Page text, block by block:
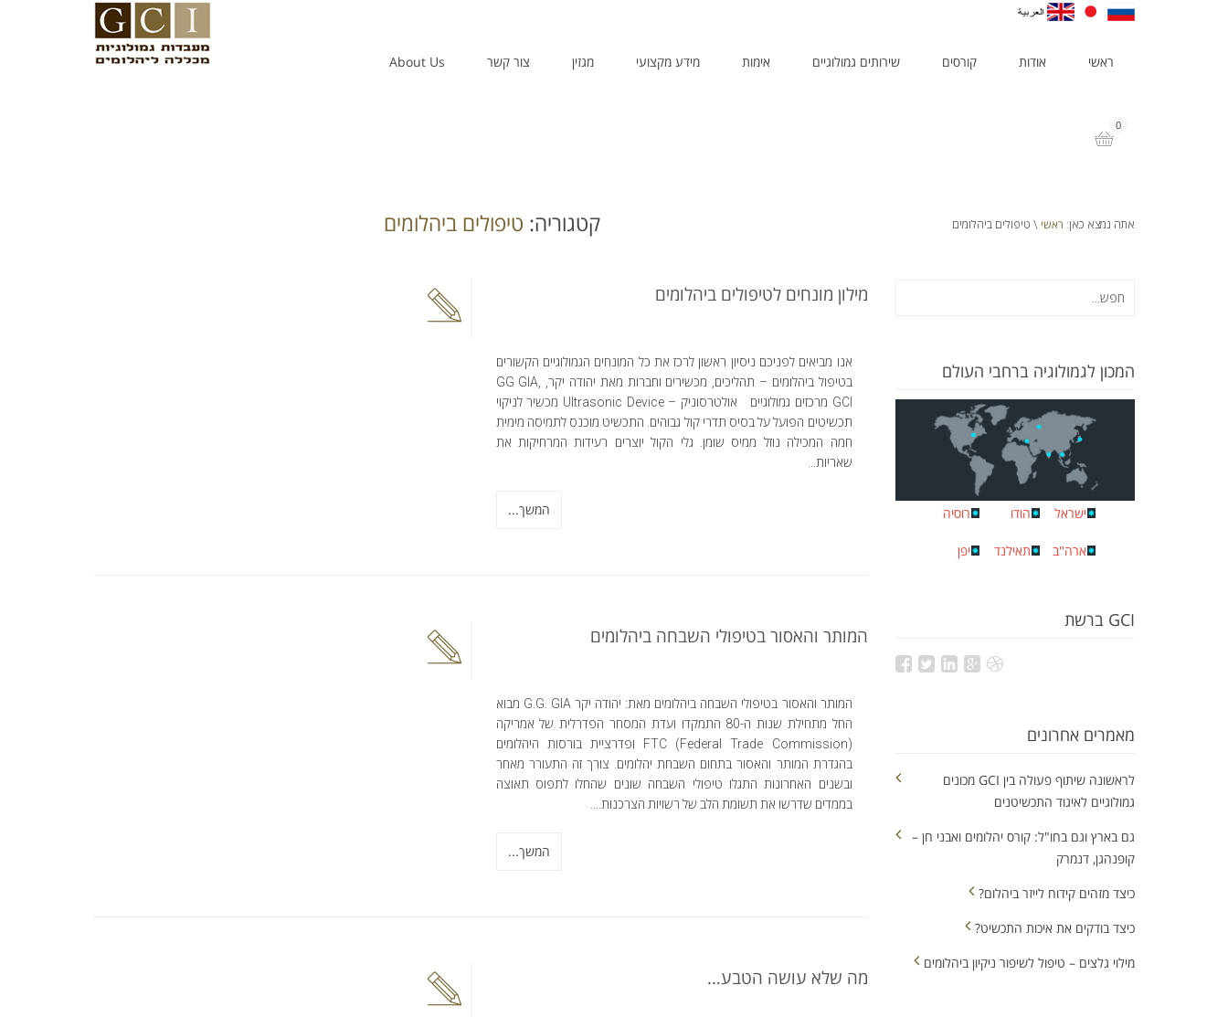
ראשי אודות קורסים שירותים גמולוגיים אימות מידע מקצועי מגזין צור קשר About Us
0
קטגוריה: טיפולים ביהלומים אתה נמצא כאן: ראשי \ טיפולים ביהלומים
מילון מונחים לטיפולים ביהלומים
אנו מביאים לפניכם ניסיון ראשון לרכז את כל המונחים הגמולוגיים הקשורים
בטיפול ביהלומים – תהליכים, מכשירים וחברות מאת יהודה יקר, GG GIA,
GCI מרכזים גמולוגיים אולטרסוניק – Ultrasonic Device מכשיר לניקוי
תכשיטים הפועל על בסיס תדרי קול גבוהים. התכשיט מוכנס לתמיסה מימית
חמה המכילה נוזל ממיס שומן. גלי הקול יוצרים רעידות המרחיקות את
שאריות...
המשך...
המותר והאסור בטיפולי השבחה ביהלומים
המותר והאסור בטיפולי השבחה ביהלומים מאת: יהודה יקר G.G. GIA מבוא
החל מתחילת שנות ה-80 התמקדו ועדת המסחר הפדרלית של אמריקה
FTC (Federal Trade Commission) ופדרציית בורסות היהלומים
בהגדרת המותר והאסור בתחום השבחת יהלומים. צורך זה התעורר מאחר
ובשנים האחרונות התגלו טיפולי השבחה שונים שהחלו לתפוס תאוצה
בממדים שדרשו את תשומת הלב של רשויות הצרכנות....
המשך...
מה שלא עושה הטבע…
המכון לגמולוגיה ברחבי העולם
ישראל הודו רוסיה
ארה''ב תאילנד יפן
GCI ברשת
מאמרים אחרונים
לראשונה שיתוף פעולה בין GCI מכונים
גמולוגיים לאיגוד התכשיטנים
גם בארץ וגם בחו"ל: קורס יהלומים ואבני חן –
קופנהגן, דנמרק
כיצד מזהים קידוח לייזר ביהלום?
כיצד בודקים את איכות התכשיט?
מילוי גלצים – טיפול לשיפור ניקיון ביהלומים